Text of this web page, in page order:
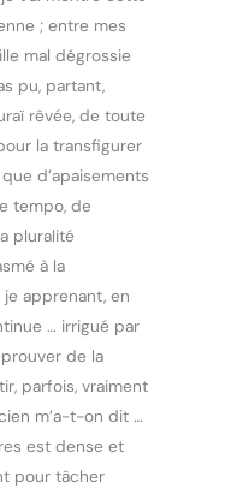
; entre mes
mal dégrossie
pu, partant,
rêvée, de toute
la transfigurer
d’apaisements
tempo, de
pluralité
à la
apprenant, en
… irrigué par
de la
parfois, vraiment
m’a-t-on dit …
est dense et
pour tâcher